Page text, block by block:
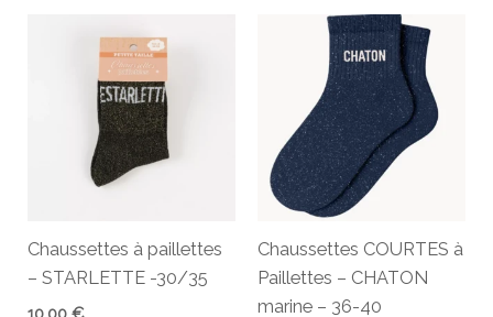
Chaussettes à paillettes
– STARLETTE -30/35
10,00€
Chaussettes COURTES à
Paillettes – CHATON
marine – 36-40